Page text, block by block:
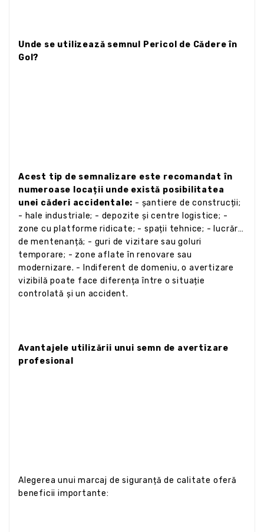
Unde se utilizează semnul Pericol de Cădere în
Gol?
Acest tip de semnalizare este recomandat în
numeroase locații unde există posibilitatea
unei căderi accidentale: - șantiere de construcții;
- hale industriale; - depozite și centre logistice; -
zone cu platforme ridicate; - spații tehnice; - lucrări
de mentenanță; - guri de vizitare sau goluri
temporare; - zone aflate în renovare sau
modernizare. - Indiferent de domeniu, o avertizare
vizibilă poate face diferența între o situație
controlată și un accident.
Avantajele utilizării unui semn de avertizare
profesional
Alegerea unui marcaj de siguranță de calitate oferă
beneficii importante: